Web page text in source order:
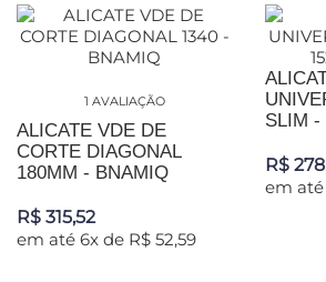
1 AVALIAÇÃO
ALICATE VDE DE
CORTE DIAGONAL
180MM - BNAMIQ
R$ 315,52
em até 6x de R$ 52,59
SLIM -
R$
em até